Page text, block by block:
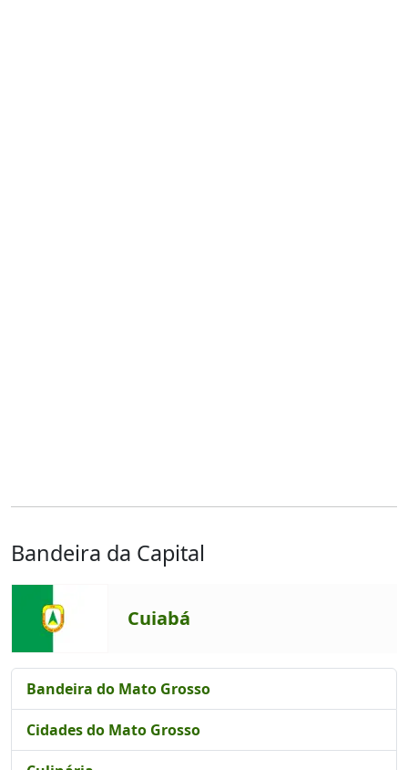
Bandeira da Capital
Cuiabá
Bandeira do Mato Grosso
Cidades do Mato Grosso